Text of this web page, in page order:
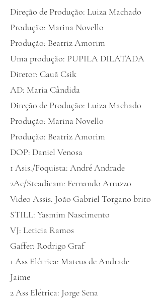
Direção de Produção: Luiza Machado
Produção: Marina Novello
Produção: Beatriz Amorim
Uma produção: PUPILA DILATADA
Diretor: Cauã Csik
AD: Maria Cândida
Direção de Produção: Luiza Machado
Produção: Marina Novello
Produção: Beatriz Amorim
DOP: Daniel Venosa
1 Asis./Foquista: André Andrade
2Ac/Steadicam: Fernando Arruzzo
Video Assis. João Gabriel Torgano brito
STILL: Yasmim Nascimento
VJ: Leticia Ramos
Gaffer: Rodrigo Graf
1 Ass Elétrica: Mateus de Andrade
Jaime
2 Ass Elétrica: Jorge Sena